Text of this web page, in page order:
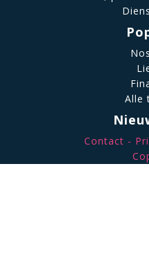
Alle
Contact